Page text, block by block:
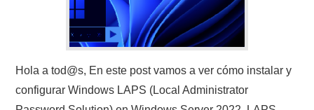
Hola a tod@s, En este post vamos a ver cómo instalar y
configurar Windows LAPS (Local Administrator